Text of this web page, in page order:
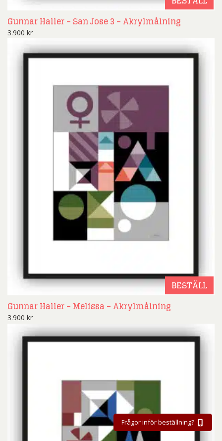
Gunnar Haller – San Jose 3 – Akrylmålning
3.900 kr
BESTÄLL
Gunnar Haller – Melissa – Akrylmålning
3.900 kr
Frågor inför beställning?